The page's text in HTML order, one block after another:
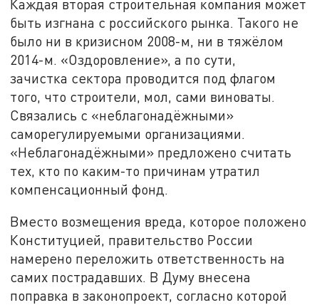
Каждая вторая строительная компания может
быть изгнана с российского рынка. Такого не
было ни в кризисном 2008-м, ни в тяжёлом
2014-м. «Оздоровление», а по сути,
зачистка сектора проводится под флагом
того, что строители, мол, сами виноваты.
Связались с «неблагонадёжными»
саморегулируемыми организациями.
«Неблагонадёжными» предложено считать
тех, кто по каким-то причинам утратил
компенсационный фонд.
Вместо возмещения вреда, которое положено
Конституцией, правительство России
намерено переложить ответственность на
самих пострадавших. В Думу внесена
поправка в законопроект, согласно которой